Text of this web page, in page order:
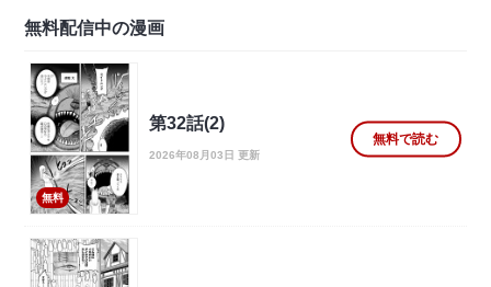
無料配信中の漫画
無料
第32話(2)
2026年08月03日 更新
無料で読む